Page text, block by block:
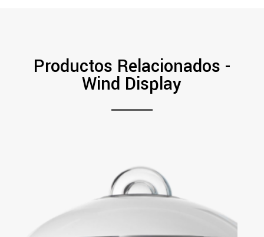
Productos Relacionados -
Wind Display